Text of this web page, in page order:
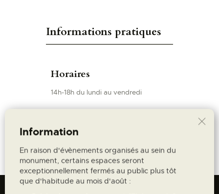
Informations pratiques
Horaires
14h-18h du lundi au vendredi
Information
En raison d'évènements organisés au sein du
monument, certains espaces seront
exceptionnellement fermés au public plus tôt
que d'habitude au mois d'août :